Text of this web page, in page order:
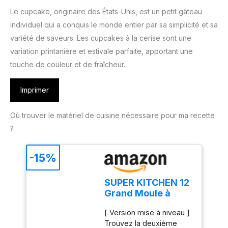
Le cupcake, originaire des États-Unis, est un petit gâteau
individuel qui a conquis le monde entier par sa simplicité et sa
variété de saveurs. Les cupcakes à la cerise sont une
variation printanière et estivale parfaite, apportant une
touche de couleur et de fraîcheur.
Imprimer
Où trouver le matériel de cuisine nécessaire pour ma recette
?
SUPER KITCHEN 12
Grand Moule à
Moule Cupcake
Gateau
[ Version mise à niveau ]
Trouvez la deuxième
-15%